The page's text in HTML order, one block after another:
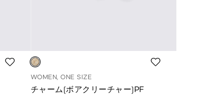
WOMEN, ONE SIZE
チャーム(ボアクリーチャー)PF